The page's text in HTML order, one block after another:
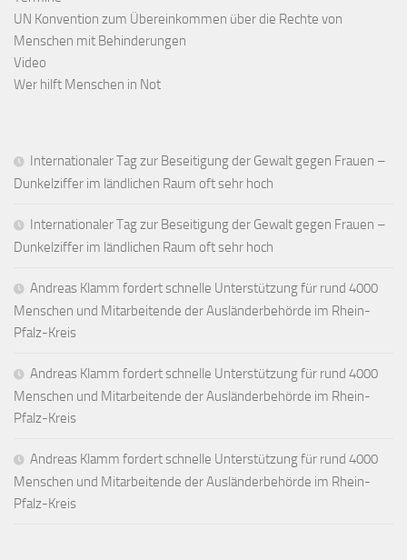
UN Konvention zum Übereinkommen über die Rechte von
Menschen mit Behinderungen
Video
Wer hilft Menschen in Not
Internationaler Tag zur Beseitigung der Gewalt gegen Frauen –
Dunkelziffer im ländlichen Raum oft sehr hoch
Internationaler Tag zur Beseitigung der Gewalt gegen Frauen –
Dunkelziffer im ländlichen Raum oft sehr hoch
Andreas Klamm fordert schnelle Unterstützung für rund 4000
Menschen und Mitarbeitende der Ausländerbehörde im Rhein-
Pfalz-Kreis
Andreas Klamm fordert schnelle Unterstützung für rund 4000
Menschen und Mitarbeitende der Ausländerbehörde im Rhein-
Pfalz-Kreis
Andreas Klamm fordert schnelle Unterstützung für rund 4000
Menschen und Mitarbeitende der Ausländerbehörde im Rhein-
Pfalz-Kreis